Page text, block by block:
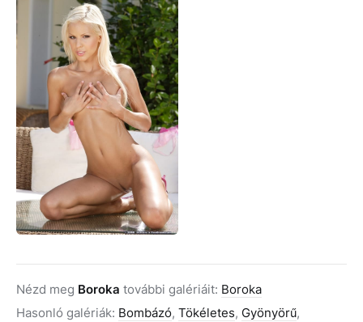
Nézd meg Boroka további galériáit: Boroka
Hasonló galériák: Bombázó, Tökéletes, Gyönyörű,